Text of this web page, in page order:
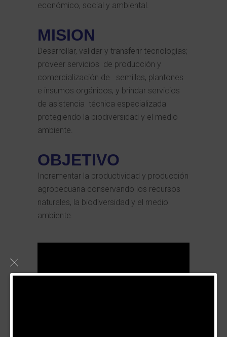
económico, social y ambiental.
MISION
Desarrollar, validar y transferir tecnologías;
proveer servicios de producción y
comercialización de semillas, plantones
e insumos orgánicos; y brindar servicios
de asistencia técnica especializada
protegiendo la biodiversidad y el medio
ambiente.
OBJETIVO
Incrementar la productividad y producción
agropecuaria conservando los recursos
naturales, la biodiversidad y el medio
ambiente.